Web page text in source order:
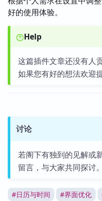
好的使用体验。
Help
这篇插件文章还没有人
如果您有好的想法欢迎
讨论
若阁下有独到的见解或
留言，与大家共同探讨。
#日历与时间 #界面优化